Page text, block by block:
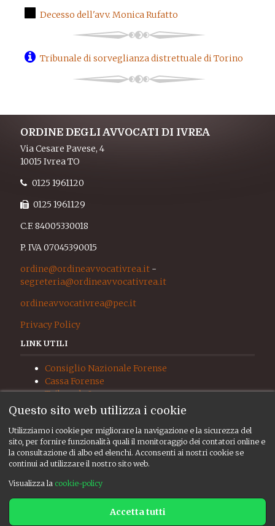
Decesso dell'avv. Monica Rufatto
Tribunale di sorveglianza distrettuale di Torino
ORDINE DEGLI AVVOCATI DI IVREA
Via Cesare Pavese, 4
10015 Ivrea TO
0125 1961120
0125 1961129
C.F. 84005330018
P. IVA 07045390015
ordine@ordineavvocativrea.it -
segreteria@ordineavvocativrea.it
ordineavvocativrea@pec.it
Privacy Policy
LINK UTILI
Consiglio Nazionale Forense
Cassa Forense
Tribunale Ivrea
Procura Ivrea
UNEP
RISORSE
Consiglio
Bacheca
Questo sito web utilizza i cookie
Utilizziamo i cookie per migliorare la navigazione e la sicurezza del
sito, per fornire funzionalità quali il monitoraggio dei contatori online e
la consultazione di albo ed elenchi. Acconsenti ai nostri cookie se
continui ad utilizzare il nostro sito web.
Visualizza la cookie-policy
Accetta tutti